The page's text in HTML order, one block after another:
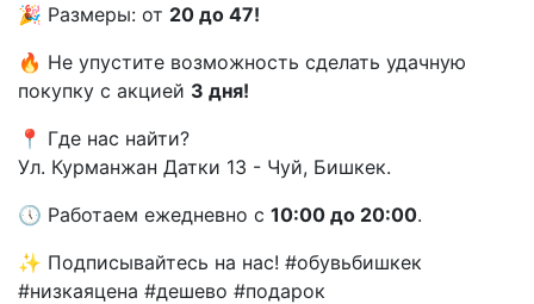
🎉 Размеры: от 20 до 47!
🔥 Не упустите возможность сделать удачную
покупку с акцией 3 дня!
📍 Где нас найти?
Ул. Курманжан Датки 13 - Чуй, Бишкек.
🕔 Работаем ежедневно с 10:00 до 20:00.
✨ Подписывайтесь на нас! #обувьбишкек
#низкаяцена #дешево #подарок